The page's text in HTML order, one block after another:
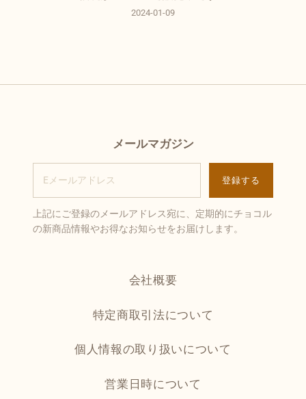
2024-01-09
メールマガジン
上記にご登録のメールアドレス宛に、定期的にチョコル
の新商品情報やお得なお知らせをお届けします。
会社概要
特定商取引法について
個人情報の取り扱いについて
営業日時について